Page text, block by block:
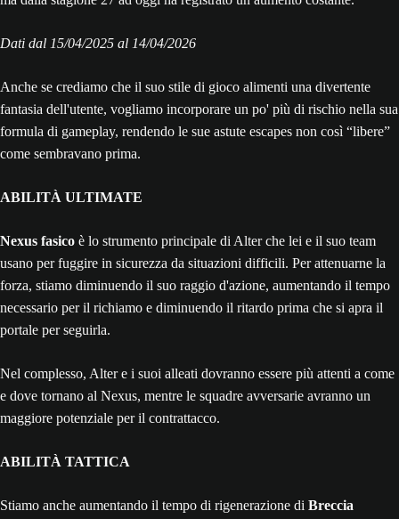
Dati dal 15/‌04/‌2025 al 14/‌04/‌2026
Anche se crediamo che il suo stile di gioco alimenti una divertente
fantasia dell'utente, vogliamo incorporare un po' più di rischio nella sua
formula di gameplay, rendendo le sue astute escapes non così “libere”
come sembravano prima.
ABILITÀ ULTIMATE
Nexus fasico è lo strumento principale di Alter che lei e il suo team
usano per fuggire in sicurezza da situazioni difficili. Per attenuarne la
forza, stiamo diminuendo il suo raggio d'azione, aumentando il tempo
necessario per il richiamo e diminuendo il ritardo prima che si apra il
portale per seguirla.
Nel complesso, Alter e i suoi alleati dovranno essere più attenti a come
e dove tornano al Nexus, mentre le squadre avversarie avranno un
maggiore potenziale per il contrattacco.
ABILITÀ TATTICA
Stiamo anche aumentando il tempo di rigenerazione di Breccia